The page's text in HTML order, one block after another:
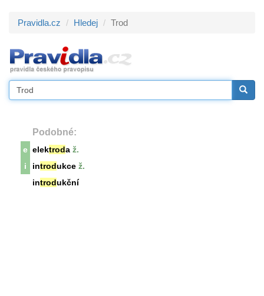
Pravidla.cz Hledej Trod
Podobné:
e elektroda ž.
i
introdukce ž.
introdukční